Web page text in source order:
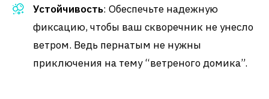
Устойчивость: Обеспечьте надежную
фиксацию, чтобы ваш скворечник не унесло
ветром. Ведь пернатым не нужны
приключения на тему “ветреного домика”.